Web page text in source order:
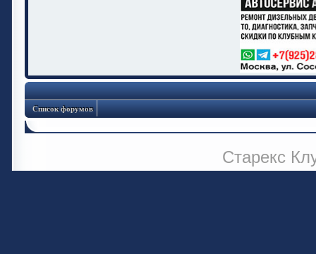
Список форумов
Старекс